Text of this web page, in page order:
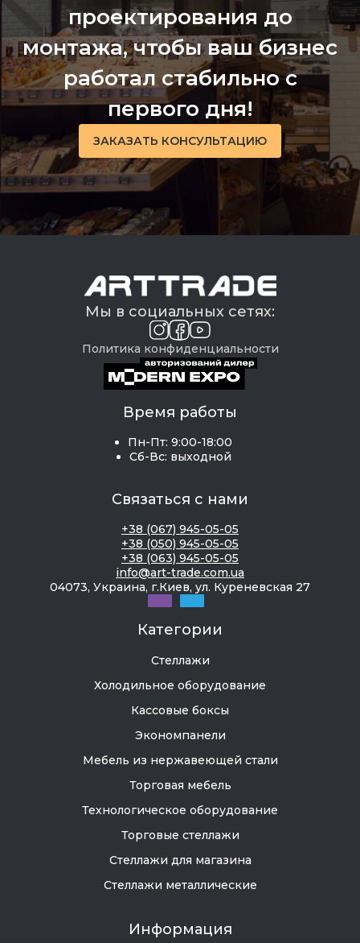
проектирования до
монтажа, чтобы ваш бизнес
работал стабильно с
первого дня!
ЗАКАЗАТЬ КОНСУЛЬТАЦИЮ
Мы в социальных сетях:
Политика конфиденциальности
Время работы
Пн-Пт: 9:00-18:00
Сб-Вс: выходной
Связаться с нами
+38 (067) 945-05-05
+38 (050) 945-05-05
+38 (063) 945-05-05
info@art-trade.com.ua
04073, Украина, г.Киев, ул. Куреневская 27
Категории
Стеллажи
Холодильное оборудование
Кассовые боксы
Экономпанели
Мебель из нержавеющей стали
Торговая мебель
Технологическое оборудование
Торговые стеллажи
Стеллажи для магазина
Стеллажи металлические
Информация